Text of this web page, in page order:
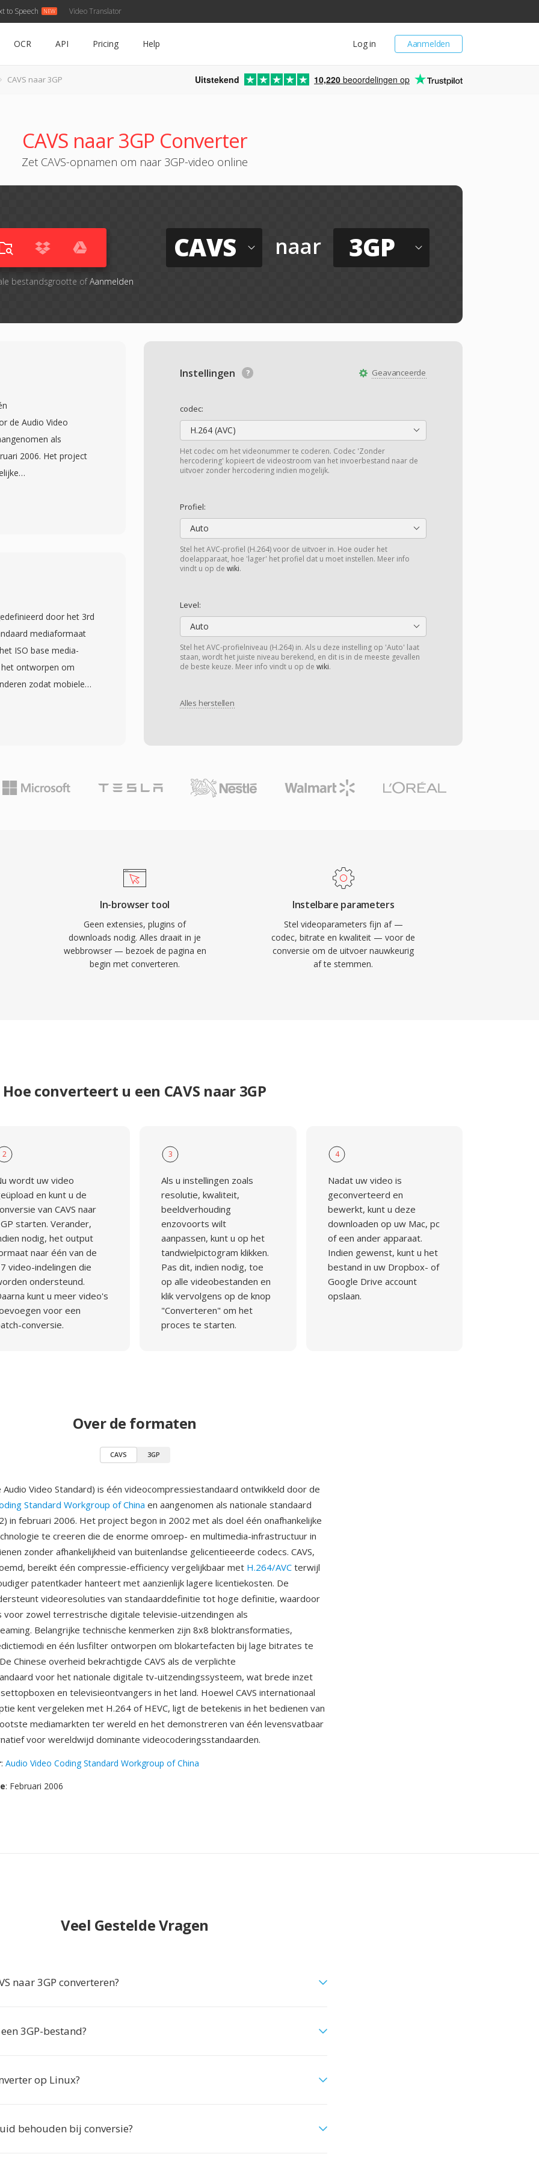
to Speech Video Translator
Aanmelden
Log in
OCR API Pricing Help
CAVS naar 3GP Uitstekend 10,220 beoordelingen op
CAVS naar 3GP Converter
Zet CAVS-opnamen om naar 3GP-video online
bestandsgrootte ofAanmelden
CAVS naar 3GP
Geavanceerde
Instellingen
codec:
H.264 (AVC)
Het codec om het videonummer te coderen. Codec 'Zonder
hercodering' kopieert de videostroom van het invoerbestand naar de
uitvoer zonder hercodering indien mogelijk.
Profiel:
Auto
Stel het AVC-profiel (H.264) voor de uitvoer in. Hoe ouder het
doelapparaat, hoe 'lager' het profiel dat u moet instellen. Meer info
vindt u op de wiki.
Level:
Auto
Stel het AVC-profielniveau (H.264) in. Als u deze instelling op 'Auto' laat
staan, wordt het juiste niveau berekend, en dit is in de meeste gevallen
de beste keuze. Meer info vindt u op de wiki.
Alles herstellen
de Audio Video
als
2006. Het project
omroep- en
tot
Belangrijke
meerdere
blokartefacten bij
bekrachtigde
voor het nationale
garandeert in
dominante
door het 3rd
mediaformaat
ISO base media-
ontworpen om
zodat mobiele
video konden
en apparaathardware
De
en
stilstaande beelden
handsetfabrikanten
telefoon 3GP-media
apparaten nu de
formaten,
in archieven van
In-browser tool
Geen extensies, plugins of
downloads nodig. Alles draait in je
webbrowser — bezoek de pagina en
begin met converteren.
Instelbare parameters
Stel videoparameters fijn af —
codec, bitrate en kwaliteit — voor de
conversie om de uitvoer nauwkeurig
af te stemmen.
Hoe converteert u een CAVS naar 3GP
2
wordt uw video
en kunt u de
van CAVS naar
starten. Verander,
nodig, het output
naar één van de
video-indelingen die
ondersteund.
kunt u meer video's
voor een
conversie.
3
Als u instellingen zoals
resolutie, kwaliteit,
beeldverhouding
enzovoorts wilt
aanpassen, kunt u op het
tandwielpictogram klikken.
Pas dit, indien nodig, toe
op alle videobestanden en
klik vervolgens op de knop
"Converteren" om het
proces te starten.
4
Nadat uw video is
geconverteerd en
bewerkt, kunt u deze
downloaden op uw Mac, pc
of een ander apparaat.
Indien gewenst, kunt u het
bestand in uw Dropbox- of
Google Drive account
opslaan.
Over de formaten
CAVS 3GP
Audio Video Standard) is één videocompressiestandaard ontwikkeld door de
Standard Workgroup of China en aangenomen als nationale standaard
in februari 2006. Het project begon in 2002 met als doel één onafhankelijke
te creeren die de enorme omroep- en multimedia-infrastructuur in
zonder afhankelijkheid van buitenlandse gelicentieeerde codecs. CAVS,
bereikt één compressie-efficiency vergelijkbaar met H.264/AVC terwijl
patentkader hanteert met aanzienlijk lagere licentiekosten. De
videoresoluties van standaarddefinitie tot hoge definitie, waardoor
voor zowel terrestrische digitale televisie-uitzendingen als
Belangrijke technische kenmerken zijn 8x8 bloktransformaties,
en één lusfilter ontworpen om blokartefacten bij lage bitrates te
Chinese overheid bekrachtigde CAVS als de verplichte
voor het nationale digitale tv-uitzendingssysteem, wat brede inzet
en televisieontvangers in het land. Hoewel CAVS internationaal
kent vergeleken met H.264 of HEVC, ligt de betekenis in het bedienen van
mediamarkten ter wereld en het demonstreren van één levensvatbaar
voor wereldwijd dominante videocoderingsstandaarden.
: Audio Video Coding Standard Workgroup of China
: Februari 2006
Veel Gestelde Vragen
naar 3GP converteren?
3GP-bestand?
op Linux?
behouden bij conversie?